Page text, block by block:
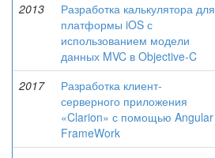
2013
Разработка калькулятора для
платформы iOS с
использованием модели
данных MVC в Objective-C
2017
Разработка клиент-
серверного приложения
«Clarion» с помощью Angular
FrameWork